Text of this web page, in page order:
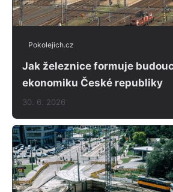
Pokolejich.cz
Jak železnice formuje
ekonomiku České republiky
30. 6. 2026